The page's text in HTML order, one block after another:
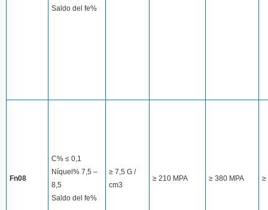
Saldo del fe%
Fn08
C% ≤ 0,1
Níquel% 7,5 –
8,5
Saldo del fe%
≥ 7,5 G /
cm3
≥ 210 MPA ≥ 380 MPA ≥